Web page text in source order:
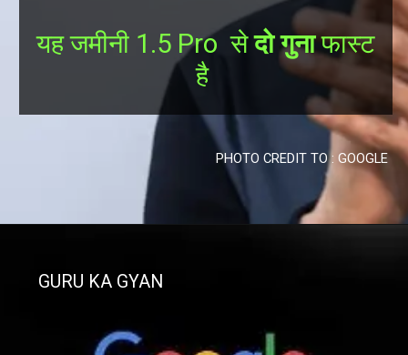
यह जमीनी 1.5 Pro सेदो गुनाफास्ट
है
PHOTO CREDIT TO : GOOGLE
GURU KA GYAN